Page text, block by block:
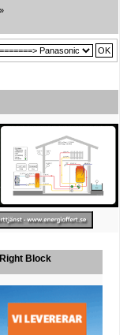
Right Block